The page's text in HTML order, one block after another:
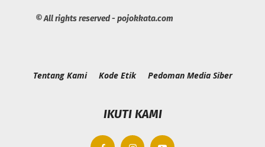
© All rights reserved - pojokkata.com
Tentang Kami Kode Etik Pedoman Media Siber
IKUTI KAMI